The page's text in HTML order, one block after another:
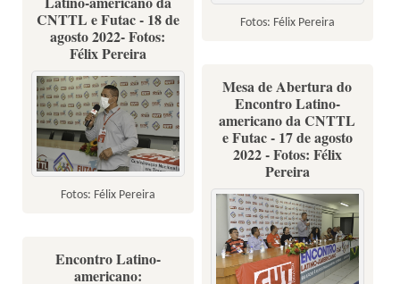
Fotos: Félix Pereira
CNTTL e Futac - 18 de
agosto 2022- Fotos:
Félix Pereira
Fotos: Félix Pereira
Mesa de Abertura do
Encontro Latino-
americano da CNTTL
e Futac - 17 de agosto
2022 - Fotos: Félix
Pereira
Encontro Latino-
americano: